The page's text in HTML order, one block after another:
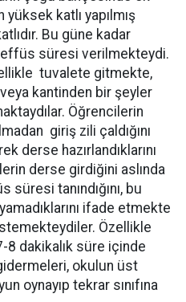
yüksek katlı yapılmış
Bu güne kadar
süresi verilmekteydi.
tuvalete gitmekte,
kantinden bir şeyler
Öğrencilerin
giriş zili çaldığını
derse hazırlandıklarını
derse girdiğini aslında
tanındığını, bu
ifade etmekte
Özellikle
8 dakikalık süre içinde
okulun üst
oynayıp tekrar sınıfına